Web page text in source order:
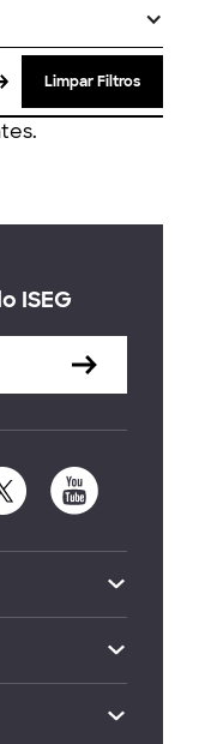
Limpar Filtros
ISEG